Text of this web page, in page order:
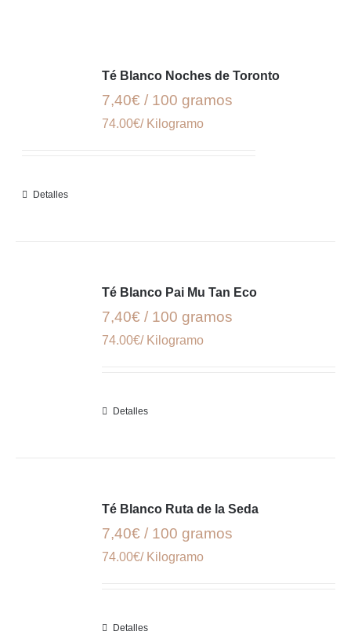
Té Blanco Noches de Toronto
7,40€ / 100 gramos
74.00€/ Kilogramo
Detalles
Té Blanco Pai Mu Tan Eco
7,40€ / 100 gramos
74.00€/ Kilogramo
Detalles
Té Blanco Ruta de la Seda
7,40€ / 100 gramos
74.00€/ Kilogramo
Detalles